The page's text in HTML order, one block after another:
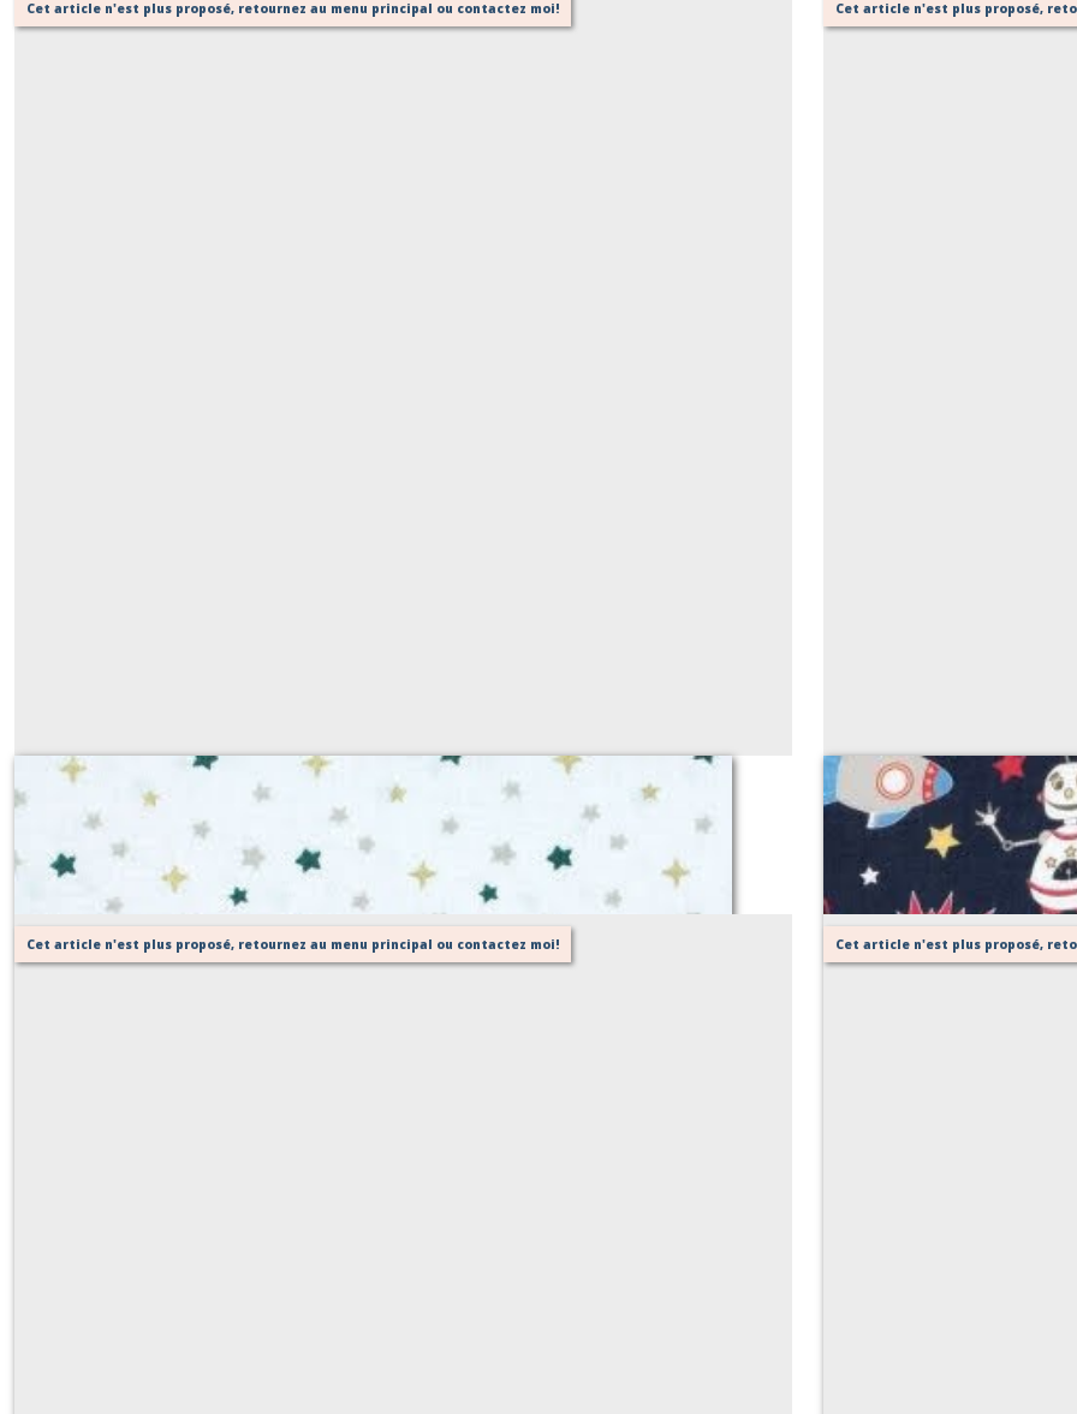
Cet article n'est plus proposé, retournez au menu principal ou contactez moi!
390
Sur demande
Cet article n'est plus proposé,
Cet article n'est plus proposé, retournez au menu principal ou contactez moi! Cet article n'est plus proposé,